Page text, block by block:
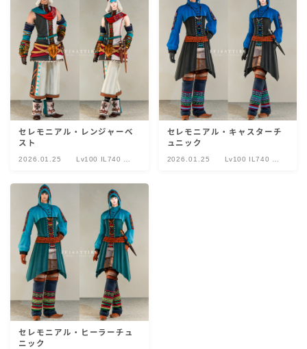
セレモニアル・レンジャーベ
スト
2026.01.25
Lv100 IL740 セ
セレモニアル・キャスターチ
ュニック
2026.01.25
Lv100 IL740 セ
セレモニアル・ヒーラーチュ
ニック